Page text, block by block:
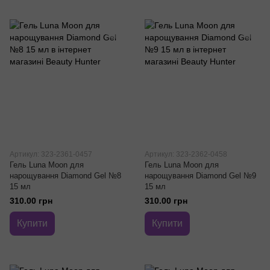
Артикул: 323-2361-0457
Гель Luna Moon для
нарощування Diamond Gel №8
15 мл
310.00 грн
Купити
Артикул: 323-2362-0458
Гель Luna Moon для
нарощування Diamond Gel №9
15 мл
310.00 грн
Купити